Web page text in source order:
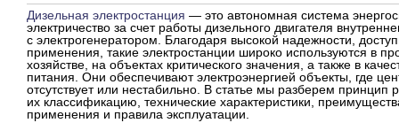
Дизельная электростанция — это автономная система
электричество за счет работы дизельного двигателя
с электрогенератором. Благодаря высокой надежности,
применения, такие электростанции широко используются в
хозяйстве, на объектах критического значения, а также в
питания. Они обеспечивают электроэнергией объекты, где
отсутствует или нестабильно. В статье мы разберем принцип
их классификацию, технические характеристики,
применения и правила эксплуатации.